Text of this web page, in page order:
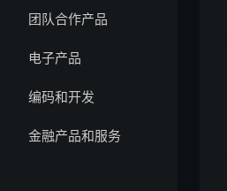
团队合作产品
电子产品
编码和开发
金融产品和服务